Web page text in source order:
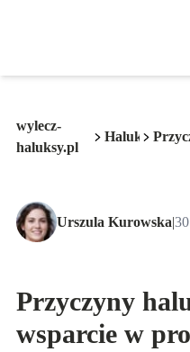
wylecz-
haluksy.pl
Haluksy
Urszula Kurowska|
Przyczyny
wsparcie w